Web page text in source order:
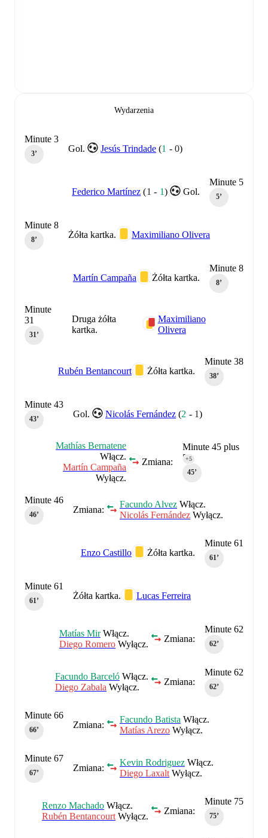
Wydarzenia
Gol. Jesús Trindade (1 -0)
Minute 3
3‎’‎
Minute 5
5‎’‎
Gol.
Federico Martínez (1 - 1)
Żółta kartka. Maximiliano Olivera
Minute 8
8‎’‎
Minute 8
8‎’‎
Żółta kartka.
Martín Campaña
Druga żółta
kartka.
Maximiliano
Olivera
Minute
31
31‎’‎
Minute 38
38‎’‎
Żółta kartka.
Rubén Bentancourt
Gol. Nicolás Fernández (2 - 1)
Minute 43
43‎’‎
Minute 45 plus
5
45‎’‎
+5
Zmiana:
Mathías Bernatene
Włącz.
Martín Campaña
Wyłącz.
Zmiana:
Facundo Alvez Włącz.
Nicolás Fernández Wyłącz.
Minute 46
46‎’‎
Minute 61
61‎’‎
Żółta kartka.
Enzo Castillo
Żółta kartka. Lucas Ferreira
Minute 61
61‎’‎
Minute 62
62‎’‎
Zmiana:
Matías MirWłącz.
Diego Romero Wyłącz.
Minute 62
62‎’‎
Zmiana:
Facundo Barceló Włącz.
Diego Zabala Wyłącz.
Zmiana:
Facundo Batista Włącz.
Matías Arezo Wyłącz.
Minute 66
66‎’‎
Zmiana:
Kevin Rodriguez Włącz.
Diego Laxalt Wyłącz.
Minute 67
67‎’‎
Minute 75
75‎’‎
Zmiana:
Renzo Machado Włącz.
Rubén Bentancourt Wyłącz.